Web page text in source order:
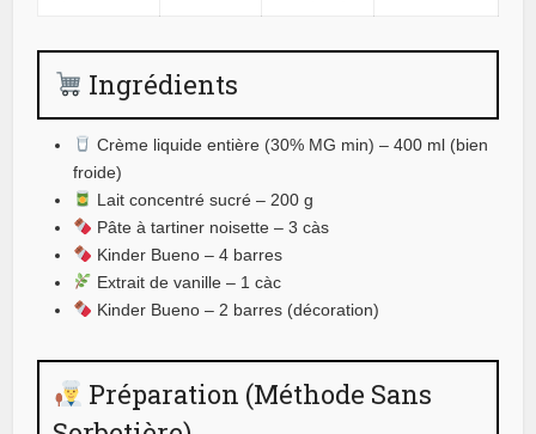
Ingrédients
Crème liquide entière (30% MG min) – 400 ml (bien
froide)
Lait concentré sucré – 200 g
Pâte à tartiner noisette – 3 càs
Kinder Bueno – 4 barres
Extrait de vanille – 1 càc
Kinder Bueno – 2 barres (décoration)
Préparation (Méthode Sans